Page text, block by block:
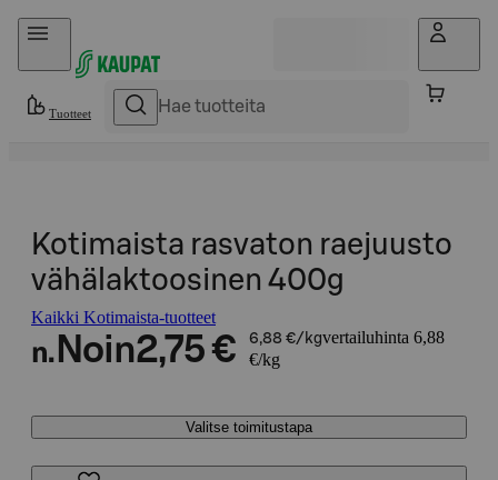
Hyppää sisältöön
Tuotteet
Kotimaista rasvaton raejuusto
vähälaktoosinen 400g
Kaikki Kotimaista-tuotteet
n. Noin2,75 € 6,88 €/kgvertailuhinta 6,88
€/kg
Valitse toimitustapa